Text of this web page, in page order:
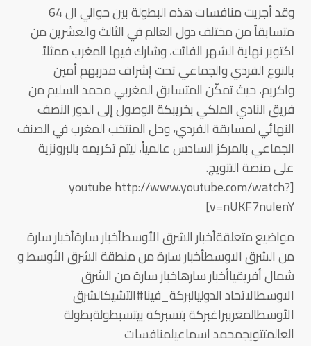
وقد أجريت منافسات هذه البطولة بين حوالي ال 64
متسابقاً من مختلف دول العالم في الثالث والعشرين من
اكتوبر نهاية الشهر الفائت، وشارك فيها المغرب ممثلاً
بالنوع الفردي والجماعي تحت إشراف مدربهم أمين
واكريم، حيث تمكّن المتسابق المغربي محمد السليم من
فريق النادي الملكي بخريبكة الوصول إلى الدور النصف
النهائي لمسابقة الفردي، وحل المنتخب المغرب في الصنف
الجماعي بالمركز السادس عالمياً، ليتم تكريمه بالبرونزية
على منصة التتويج.
[youtube http://www.youtube.com/watch?
v=nUKF7nuIenY]
مواضيع متعلقةأخبار الشرق الأوسطأخبار سارةأخبار سارة
من الشرق الاوسطأخبار سارة من منطقة الشرق الأوسط و
شمال أفريقياأخبار سارهاخبار سارة من الشرق
الاوسطالاتحاد الدوليالبركة_فينا#التشيكالشرق
الأوسطالمغرببراغبركة بتسبركة بيتسبطولةبطولة
العالمتتويجمحمد اسماعيلمنافسات